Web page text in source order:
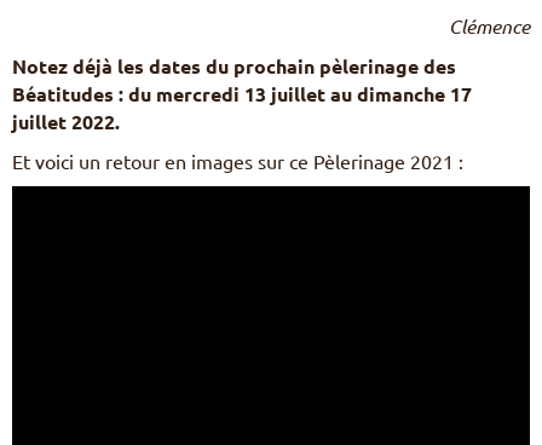
Clémence
Notez déjà les dates du prochain pèlerinage des
Béatitudes : du mercredi 13 juillet au dimanche 17
juillet 2022.
Et voici un retour en images sur ce Pèlerinage 2021 :